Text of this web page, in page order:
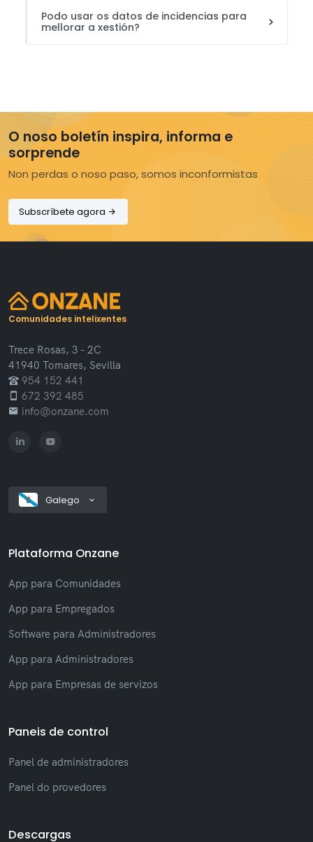
Podo usar os datos de incidencias para
mellorar a xestión?
O noso boletín inspira, informa e
sorprende
Non perdas o noso paso, somos inconformistas
Subscríbete agora
Comunidades intelixentes
Trece Rosas, 3 - 2C
41940 Tomares, Sevilla
954 152 441
672 392 485
info@onzane.com
Galego
Plataforma Onzane
App para Comunidades
App para Empregados
Software para Administradores
App para Administradores
App para Empresas de servizos
Paneis de control
Panel de administradores
Panel do provedores
Descargas